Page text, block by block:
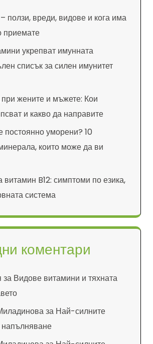
ползи, вреди, видове и кога има
приемате
укрепват имунната
списък за силен имунитет
жените и мъжете: Кои
и какво да направите
постоянно уморени? 10
които може да ви
витамин B12: симптоми по езика,
система
коментари
за Видове витамини и тяхната
за Най-силните